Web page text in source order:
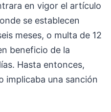
en vigor el artículo
se establecen
meses, o multa de 12
beneficio de la
Hasta entonces,
implicaba una sanción